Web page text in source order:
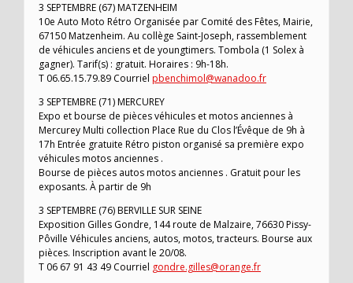
3 SEPTEMBRE (67) MATZENHEIM
10e Auto Moto Rétro Organisée par Comité des Fêtes, Mairie,
67150 Matzenheim. Au collège Saint-Joseph, rassemblement
de véhicules anciens et de youngtimers. Tombola (1 Solex à
gagner). Tarif(s) : gratuit. Horaires : 9h-18h.
T 06.65.15.79.89 Courriel pbenchimol@wanadoo.fr
3 SEPTEMBRE (71) MERCUREY
Expo et bourse de pièces véhicules et motos anciennes à
Mercurey Multi collection Place Rue du Clos l’Évêque de 9h à
17h Entrée gratuite Rétro piston organisé sa première expo
véhicules motos anciennes .
Bourse de pièces autos motos anciennes . Gratuit pour les
exposants. À partir de 9h
3 SEPTEMBRE (76) BERVILLE SUR SEINE
Exposition Gilles Gondre, 144 route de Malzaire, 76630 Pissy-
Pôville Véhicules anciens, autos, motos, tracteurs. Bourse aux
pièces. Inscription avant le 20/08.
T 06 67 91 43 49 Courriel gondre.gilles@orange.fr